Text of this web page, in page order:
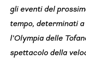
gli eventi del
tempo, determinati
l’Olympia delle
spettacolo della